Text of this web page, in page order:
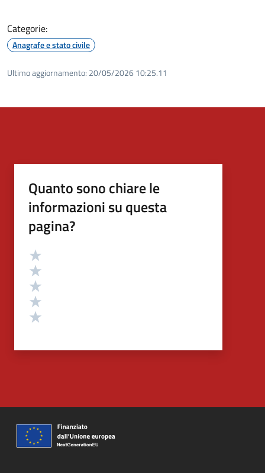
Categorie:
Anagrafe e stato civile
Ultimo aggiornamento: 20/05/2026 10:25.11
Quanto sono chiare le
informazioni su questa
pagina?
Valutazione